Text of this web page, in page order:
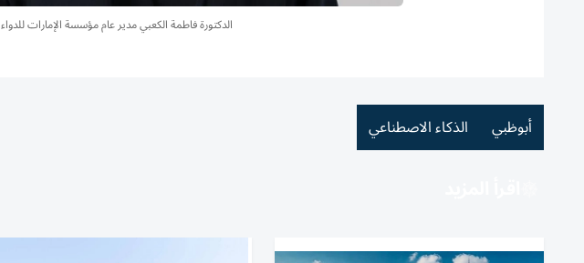
الدكتورة فاطمة الكعبي مدير عام مؤسسة الإمارات للدواء
أبوظبي الذكاء الاصطناعي